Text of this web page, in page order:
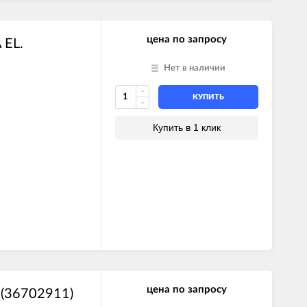
EL.
цена по запросу
Нет в наличии
КУПИТЬ
Купить в 1 клик
(36702911)
цена по запросу